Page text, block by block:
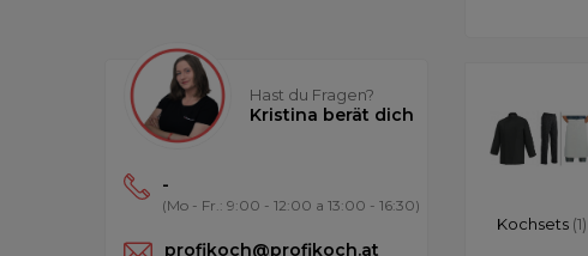
Hast du Fragen?
Kristina berät dich
-
(Mo - Fr.: 9:00 - 12:00 a 13:00 - 16:30)
profikoch@profikoch.at
Kochsets (1)